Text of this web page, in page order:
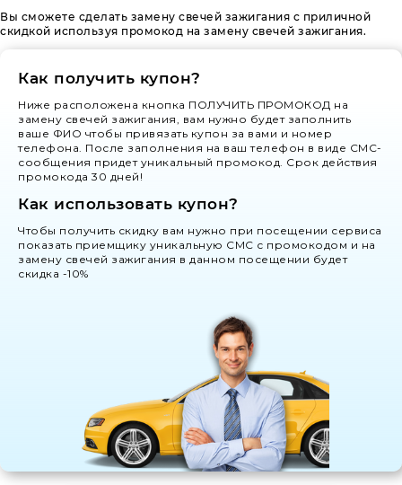
Вы сможете сделать замену свечей зажигания с приличной
скидкой используя промокод на замену свечей зажигания.
Как получить купон?
Ниже расположена кнопка ПОЛУЧИТЬ ПРОМОКОД на
замену свечей зажигания, вам нужно будет заполнить
ваше ФИО чтобы привязать купон за вами и номер
телефона. После заполнения на ваш телефон в виде СМС-
сообщения придет уникальный промокод. Срок действия
промокода 30 дней!
Как использовать купон?
Чтобы получить скидку вам нужно при посещении сервиса
показать приемщику уникальную СМС с промокодом и на
замену свечей зажигания в данном посещении будет
скидка -10%